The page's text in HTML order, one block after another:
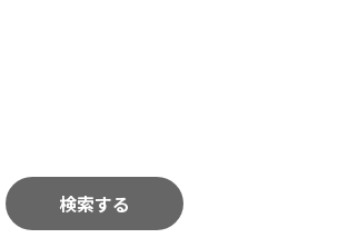
検索する